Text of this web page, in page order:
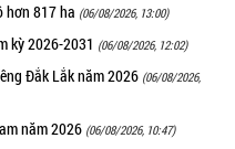
hơn 817 ha (06/08/2026, 13:00)
kỳ 2026-2031 (06/08/2026, 12:02)
Đắk Lắk năm 2026 (06/08/2026,
năm 2026 (06/08/2026, 10:47)